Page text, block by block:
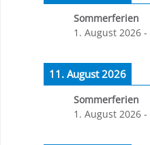
Sommerferien
1. August 2026-
11. August 2026
Sommerferien
1. August 2026-